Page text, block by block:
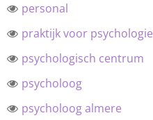
personal
praktijk voor psychologie
psychologisch centrum
psycholoog
psycholoog almere